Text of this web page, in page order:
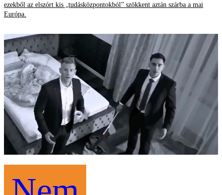
ezekből az elszórt kis „tudásközpontokból” szökkent aztán szárba a mai
Európa.